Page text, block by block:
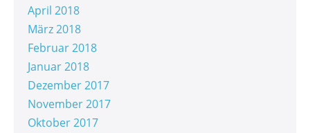
April 2018
März 2018
Februar 2018
Januar 2018
Dezember 2017
November 2017
Oktober 2017